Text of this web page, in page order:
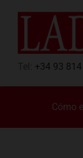
+34 93
Cómo